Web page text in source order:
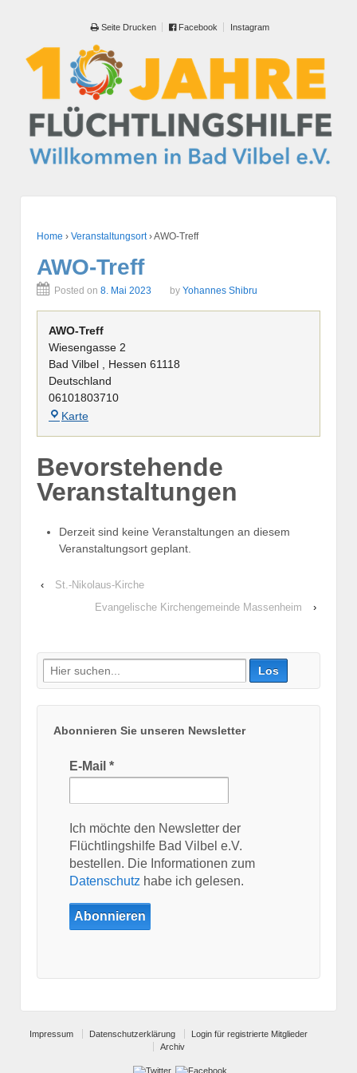
Seite Drucken Facebook Instagram
Home › Veranstaltungsort ›AWO-Treff
AWO-Treff
Posted on 8. Mai 2023 by Yohannes Shibru
AWO-Treff
Wiesengasse 2
Bad Vilbel
Hessen 61118
Deutschland
06101803710
Karte
Bevorstehende
Veranstaltungen
Derzeit sind keine Veranstaltungen an diesem
Veranstaltungsort geplant.
‹
St.-Nikolaus-Kirche
Evangelische Kirchengemeinde Massenheim
›
Suche
nach:
Abonnieren Sie unseren Newsletter
E-Mail *
Ich möchte den Newsletter der
Flüchtlingshilfe Bad Vilbel e.V.
bestellen. Die Informationen zum
Datenschutz habe ich gelesen.
Impressum Datenschutzerklärung
Login für registrierte Mitglieder
Archiv